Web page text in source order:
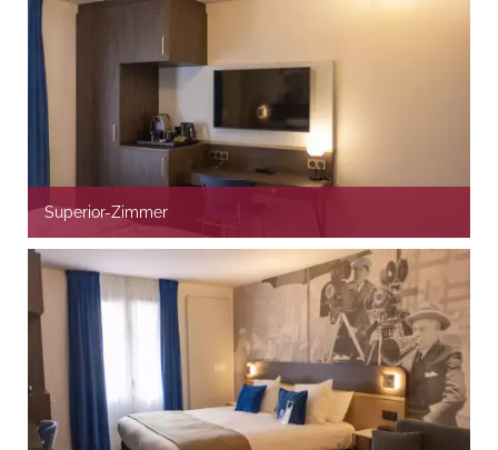
Superior-Zimmer